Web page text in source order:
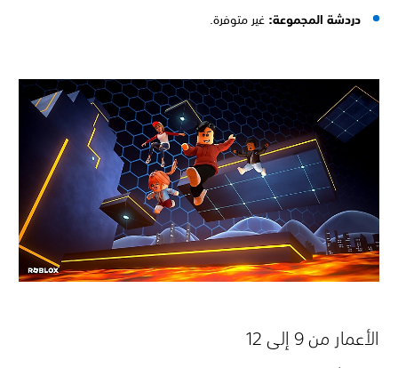
دردشة المجموعة:غير متوفرة.
من 9 إلى 12